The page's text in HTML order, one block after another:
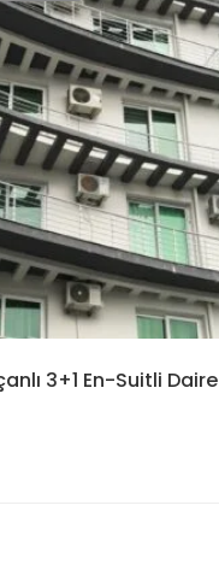
3+1 En-Suitli Daire